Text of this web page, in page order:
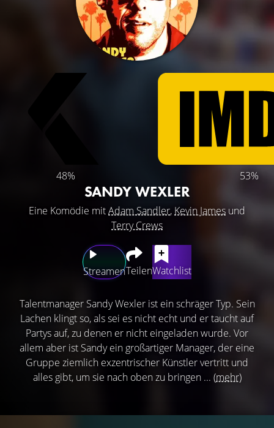
48% 53%
SANDY WEXLER
Eine Komödie mitAdam Sandler, Kevin James und
Terry Crews
StreamenTeilenWatchlist
Talentmanager Sandy Wexler ist ein schräger Typ. Sein
Lachen klingt so, als sei es nicht echt und er taucht auf
Partys auf, zu denen er nicht eingeladen wurde. Vor
allem aber ist Sandy ein großartiger Manager, der eine
Gruppe ziemlich exzentrischer Künstler vertritt und
alles gibt, um sie nach oben zu bringen ... (mehr)